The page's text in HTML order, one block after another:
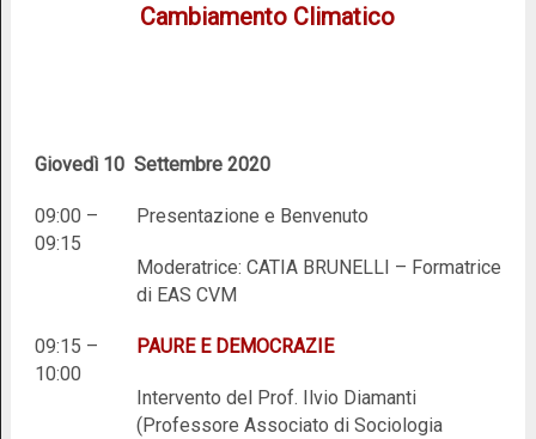
Cambiamento Climatico
Giovedì 10 Settembre 2020
09:00 –
09:15
Presentazione e Benvenuto
Moderatrice: CATIA BRUNELLI – Formatrice
di EAS CVM
09:15 –
10:00
PAURE E DEMOCRAZIE
Intervento del Prof. Ilvio Diamanti
(Professore Associato di Sociologia